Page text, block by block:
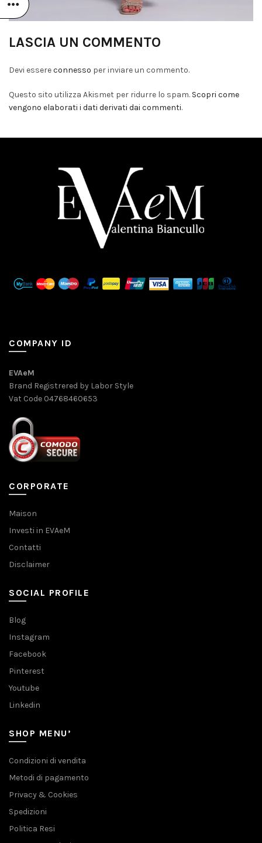
LASCIA UN COMMENTO
Devi essereconnesso per inviare un commento.
Questo sito utilizza Akismet per ridurre lo spam. Scopri come
vengono elaborati i dati derivati dai commenti.
COMPANY ID
EVAeM
Brand Registrered by Labor Style
Vat Code 04768460653
CORPORATE
Maison
Investi in EVAeM
Contatti
Disclaimer
SOCIAL PROFILE
Blog
Instagram
Facebook
Pinterest
Youtube
Linkedin
SHOP MENU’
Condizioni di vendita
Metodi di pagamento
Privacy & Cookies
Spedizioni
Politica Resi